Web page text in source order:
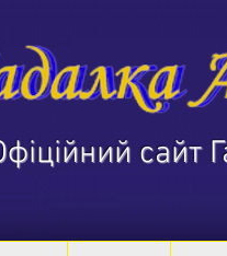
сайт